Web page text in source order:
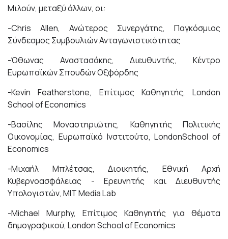
Μιλούν, μεταξύ άλλων, οι:
-Chris Allen, Ανώτερος Συνεργάτης, Παγκόσμιος
Σύνδεσμος Συμβουλιών Ανταγωνιστικότητας
-Όθωνας Αναστασάκης, Διευθυντής, Κέντρο
Ευρωπαϊκών Σπουδών Οξφόρδης
-Kevin Featherstone, Επίτιμος Καθηγητής, London
School of Economics
-Βασίλης Μοναστηριώτης, Καθηγητής Πολιτικής
Οικονομίας, Ευρωπαϊκό Ινστιτούτο, LondonSchool of
Economics
-Μιχαήλ Μπλέτσας, Διοικητής, Εθνική Αρχή
Κυβερνοασφάλειας - Ερευνητής και Διευθυντής
Υπολογιστών, MIT Media Lab
-Michael Murphy, Επίτιμος Καθηγητής για θέματα
δημογραφικού, London School of Economics